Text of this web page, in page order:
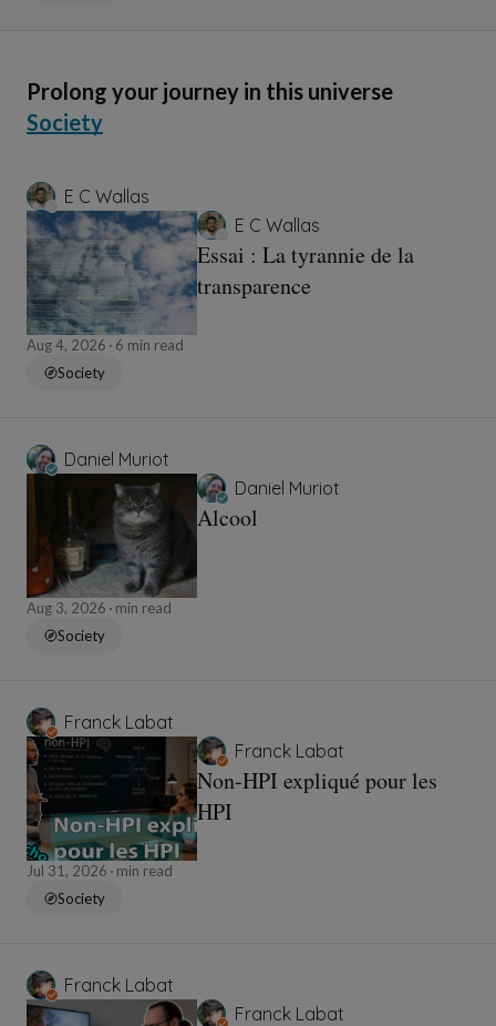
Prolong your journey in this universe
Society
E C Wallas
E C Wallas
Essai : La tyrannie de la
transparence
Aug 4, 2026
6 min read
Society
Daniel Muriot
Daniel Muriot
Alcool
Aug 3, 2026
min read
Society
Franck Labat
Franck Labat
Non-HPI expliqué pour les
HPI
Jul 31, 2026
min read
Society
Franck Labat
Franck Labat